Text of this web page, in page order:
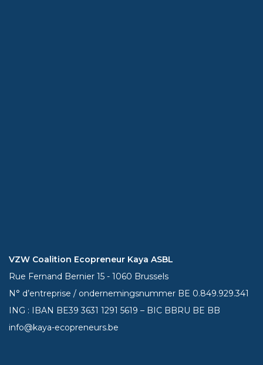
VZW Coalition Ecopreneur Kaya ASBL
Rue Fernand Bernier 15 - 1060 Brussels
N° d’entreprise / ondernemingsnummer BE 0.849.929.341
ING : IBAN BE393631 1291 5619 – BIC BBRU BE BB
info@kaya-ecopreneurs.be